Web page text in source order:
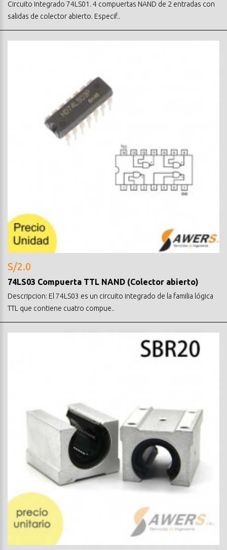
Circuito Integrado 74LS01. 4 compuertas NAND de 2 entradas con
salidas de colector abierto. Especif..
S/2.0
74LS03 Compuerta TTL NAND (Colector abierto)
Descripcion: El 74LS03 es un circuito integrado de la familia lógica
TTL que contiene cuatro compue..